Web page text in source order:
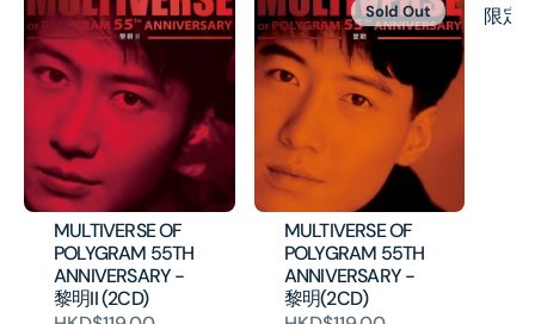
MULTIVERSE OF
POLYGRAM 55TH
ANNIVERSARY -
黎明II (2CD)
MULTIVERSE OF
POLYGRAM 55TH
ANNIVERSARY -
黎明(2CD)
Sold Out